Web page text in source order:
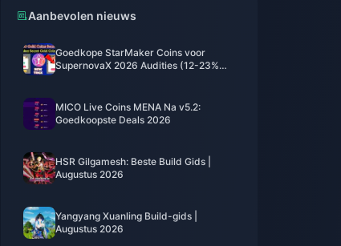
Aanbevolen nieuws
Goedkope StarMaker Coins voor
SupernovaX 2026 Audities (12-23%
MICO Live Coins MENA Na v5.2:
Goedkoopste Deals 2026
HSR Gilgamesh: Beste Build Gids |
Augustus 2026
Yangyang Xuanling Build-gids |
Augustus 2026